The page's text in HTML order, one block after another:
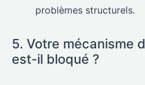
problèmes structurels.
5. Votre mécanisme
est-il bloqué ?